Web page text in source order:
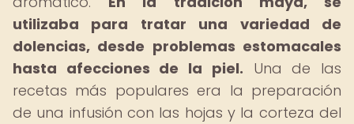
utilizaba para tratar una variedad de
dolencias, desde problemas estomacales
hasta afecciones de la piel. Una de las
recetas más populares era la preparación
de una infusión con las hojas y la corteza del